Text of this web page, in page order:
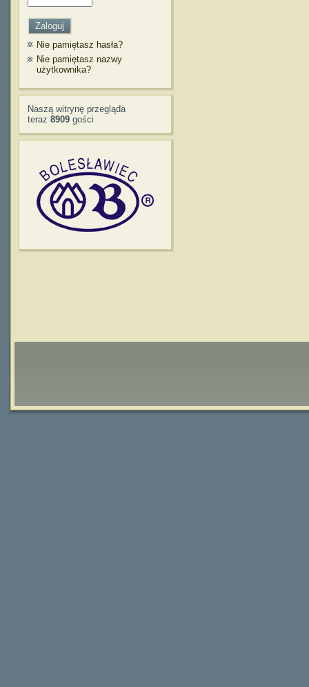
Nie pamiętasz hasła?
Nie pamiętasz nazwy
użytkownika?
Naszą witrynę przegląda
teraz 8909 gości